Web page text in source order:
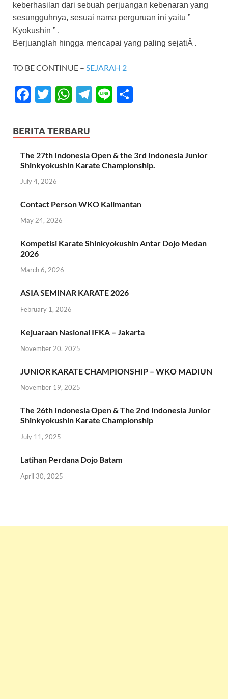
keberhasilan dari sebuah perjuangan kebenaran yang
sesungguhnya, sesuai nama perguruan ini yaitu ”
Kyokushin ” .
Berjuanglah hingga mencapai yang paling sejatiÂ
TO BE CONTINUE – SEJARAH 2
F
e
b
o
o
T
itt
er
W
at
s
A
T
a
Li
BERITA TERBARU
The 27th Indonesia Open & the 3rd Indonesia Junior
Shinkyokushin Karate Championship.
July 4, 2026
Contact Person WKO Kalimantan
May 24, 2026
Kompetisi Karate Shinkyokushin Antar Dojo Medan
2026
March 6, 2026
ASIA SEMINAR KARATE 2026
February 1, 2026
Kejuaraan Nasional IFKA – Jakarta
November 20, 2025
JUNIOR KARATE CHAMPIONSHIP – WKO MADIUN
November 19, 2025
The 26th Indonesia Open & The 2nd Indonesia Junior
Shinkyokushin Karate Championship
July 11, 2025
Latihan Perdana Dojo Batam
April 30, 2025